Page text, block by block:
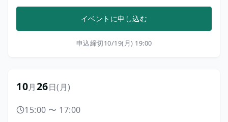
イベントに申し込む
申込締切10/19(月) 19:00
10月26日(月)
15:00 〜 17:00